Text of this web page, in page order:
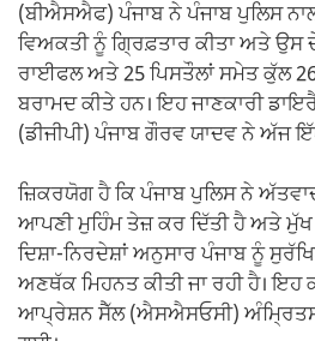
(ਬੀਐਸਐਫ) ਪੰਜਾਬ ਨੇ ਪੰਜਾਬ ਪੁਲਿਸ
ਵਿਅਕਤੀ ਨੂੰ ਗ੍ਰਿਫ਼ਤਾਰ ਕੀਤਾ ਅਤੇ
ਰਾਈਫਲ ਅਤੇ 25 ਪਿਸਤੌਲਾਂ ਸਮੇਤ ਕੁੱਲ
ਬਰਾਮਦ ਕੀਤੇ ਹਨ। ਇਹ ਜਾਣਕਾਰੀ
(ਡੀਜੀਪੀ) ਪੰਜਾਬ ਗੌਰਵ ਯਾਦਵ ਨੇ ਅੱਜ
ਜ਼ਿਕਰਯੋਗ ਹੈ ਕਿ ਪੰਜਾਬ ਪੁਲਿਸ ਨੇ
ਆਪਣੀ ਮੁਹਿੰਮ ਤੇਜ਼ ਕਰ ਦਿੱਤੀ ਹੈ ਅਤੇ
ਦਿਸ਼ਾ-ਨਿਰਦੇਸ਼ਾਂ ਅਨੁਸਾਰ ਪੰਜਾਬ ਨੂੰ
ਅਣਥੱਕ ਮਿਹਨਤ ਕੀਤੀ ਜਾ ਰਹੀ ਹੈ।
ਆਪ੍ਰੇਸ਼ਨ ਸੈੱਲ (ਐਸਐਸਓਸੀ)